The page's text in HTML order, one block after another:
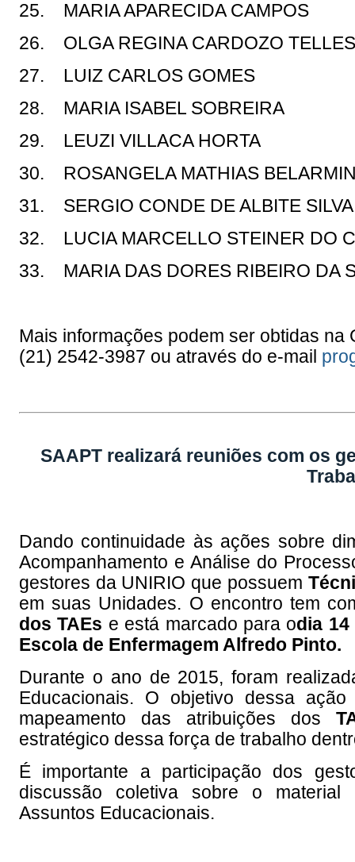
25. MARIA APARECIDA CAMPOS
26. OLGA REGINA CARDOZO
27. LUIZ CARLOS GOMES
28. MARIA ISABEL SOBREIRA
29. LEUZI VILLACA HORTA
30. ROSANGELA MATHIAS
31. SERGIO CONDE DE ALBITE
32. LUCIA MARCELLO STEINER DO
33. MARIA DAS DORES RIBEIRO DA
Mais informações podem ser obtidas
(21) 2542-3987 ou através do e-mail
SAAPT realizará reuniões com os
Dando continuidade às ações sobre
Acompanhamento e Análise do
gestores da UNIRIO que possuem
em suas Unidades. O encontro tem
dos TAEs e está marcado para odia 14
Escola de Enfermagem Alfredo Pinto.
Durante o ano de 2015, foram
Educacionais. O objetivo dessa
mapeamento das atribuições dos
estratégico dessa força de trabalho
É importante a participação dos
discussão coletiva sobre o
Assuntos Educacionais.